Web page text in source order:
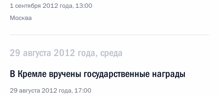
1 сентября 2012 года, 13:00
Москва
29 августа 2012 года, среда
В Кремле вручены государственные награды
29 августа 2012 года, 17:00